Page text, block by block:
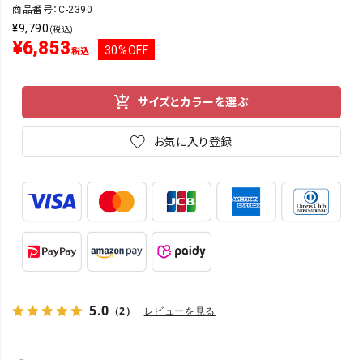
商品番号：C-2390
¥9,790 (税込)
¥6,853税込 30%OFF
サイズとカラーを選ぶ
お気に入り登録
5.0 （2） レビューを見る